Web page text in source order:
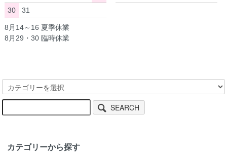
30
31
8月14～16 夏季休業
8月29・30 臨時休業
SEARCH
カテゴリーから探す